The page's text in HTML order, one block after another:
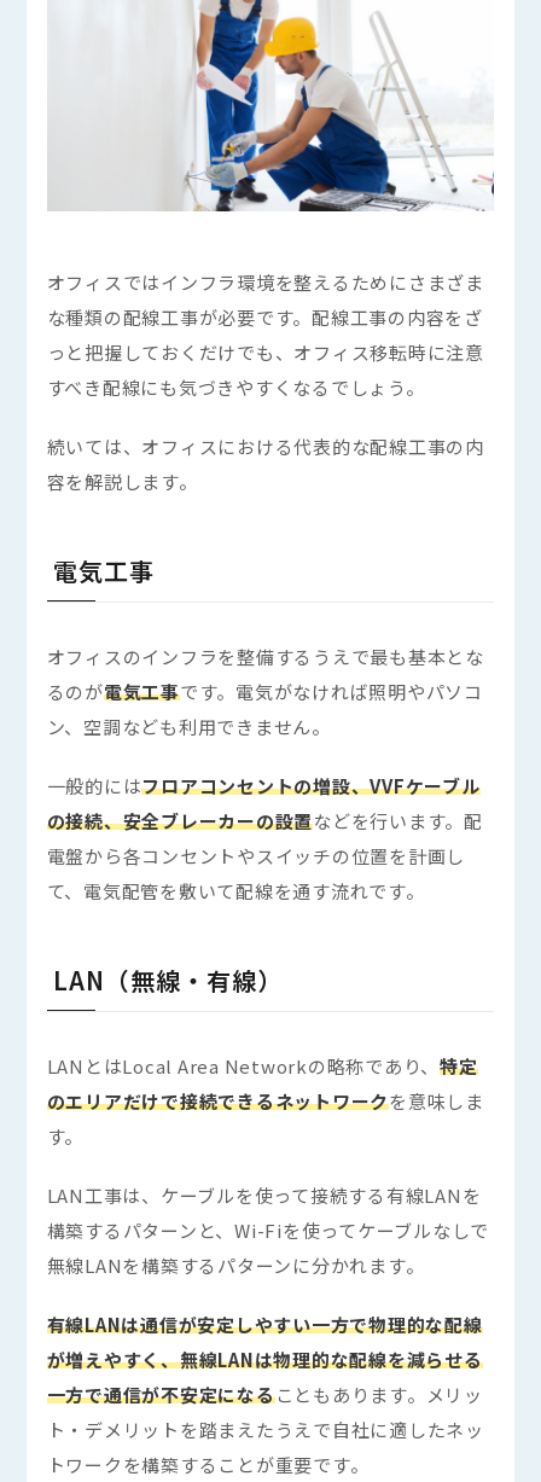
オフィスではインフラ環境を整えるためにさまざま
な種類の配線工事が必要です。配線工事の内容をざ
っと把握しておくだけでも、オフィス移転時に注意
すべき配線にも気づきやすくなるでしょう。
続いては、オフィスにおける代表的な配線工事の内
容を解説します。
電気工事
オフィスのインフラを整備するうえで最も基本とな
るのが電気工事です。電気がなければ照明やパソコ
ン、空調なども利用できません。
一般的にはフロアコンセントの増設、VVFケーブル
の接続、安全ブレーカーの設置などを行います。配
電盤から各コンセントやスイッチの位置を計画し
て、電気配管を敷いて配線を通す流れです。
LAN（無線・有線）
LANとはLocal Area Networkの略称であり、特定
のエリアだけで接続できるネットワークを意味しま
す。
LAN工事は、ケーブルを使って接続する有線LANを
構築するパターンと、Wi-Fiを使ってケーブルなしで
無線LANを構築するパターンに分かれます。
有線LANは通信が安定しやすい一方で物理的な配線
が増えやすく、無線LANは物理的な配線を減らせる
一方で通信が不安定になることもあります。メリッ
ト・デメリットを踏まえたうえで自社に適したネッ
トワークを構築することが重要です。